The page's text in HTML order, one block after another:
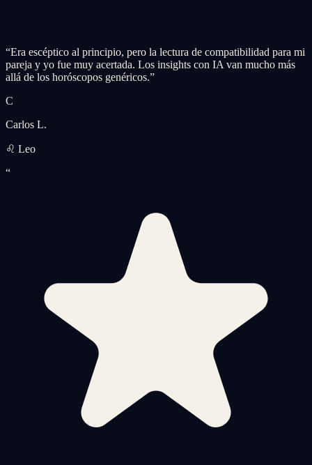
“Era escéptico al principio, pero la lectura de compatibilidad para mi
pareja y yo fue muy acertada. Los insights con IA van mucho más
allá de los horóscopos genéricos.”
C
Carlos L.
♌ Leo
“